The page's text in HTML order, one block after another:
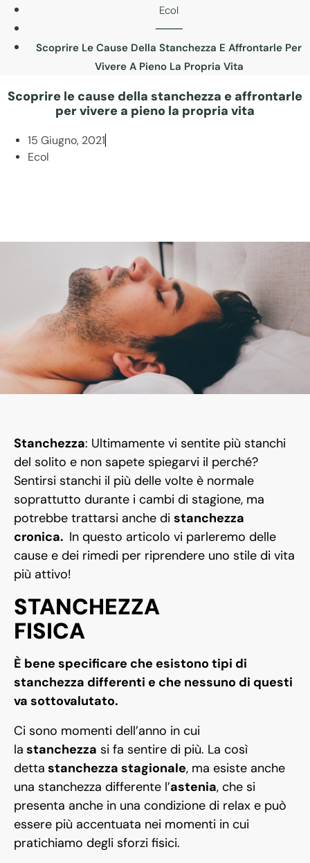
Ecol
───
Scoprire Le Cause Della Stanchezza E Affrontarle Per
Vivere A Pieno La Propria Vita
Scoprire le cause della stanchezza e affrontarle
per vivere a pieno la propria vita
15 Giugno, 2021
Ecol
Stanchezza: Ultimamente vi sentite più stanchi
del solito e non sapete spiegarvi il perché?
Sentirsi stanchi il più delle volte è normale
soprattutto durante i cambi di stagione, ma
potrebbe trattarsi anche di stanchezza
cronica. In questo articolo vi parleremo delle
cause e dei rimedi per riprendere uno stile di vita
più attivo!
STANCHEZZA
FISICA
È bene specificare che esistono tipi di
stanchezza differenti e che nessuno di questi
va sottovalutato.
Ci sono momenti dell’anno in cui
la stanchezza si fa sentire di più. La così
detta stanchezza stagionale, ma esiste anche
una stanchezza differente l’astenia, che si
presenta anche in una condizione di relax e può
essere più accentuata nei momenti in cui
pratichiamo degli sforzi fisici.